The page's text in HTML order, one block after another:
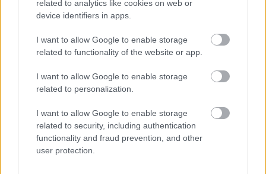
related to analytics like cookies on web or
device identifiers in apps.
I want to allow Google to enable storage
related to functionality of the website or app.
I want to allow Google to enable storage
related to personalization.
I want to allow Google to enable storage
related to security, including authentication
functionality and fraud prevention, and other
user protection.
Διαβάστε επίσης